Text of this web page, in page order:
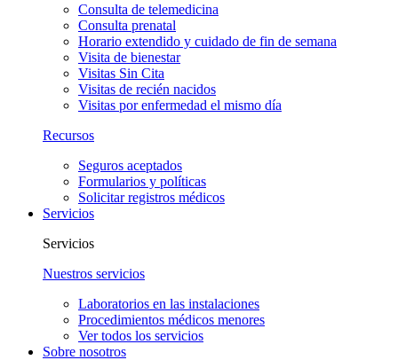
Consulta de telemedicina
Consulta prenatal
Horario extendido y cuidado de fin de semana
Visita de bienestar
Visitas Sin Cita
Visitas de recién nacidos
Visitas por enfermedad el mismo día
Recursos
Seguros aceptados
Formularios y políticas
Solicitar registros médicos
Servicios
Servicios
Nuestros servicios
Laboratorios en las instalaciones
Procedimientos médicos menores
Ver todos los servicios
Sobre nosotros